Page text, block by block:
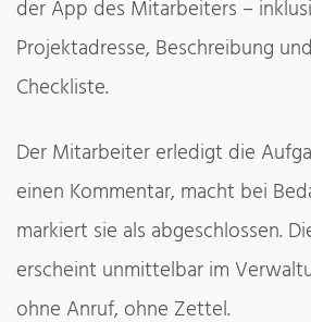
der App des Mitarbeiters –
Projektadresse, Beschreibung
Checkliste.
Der Mitarbeiter erledigt die
einen Kommentar, macht bei
markiert sie als abgeschlossen.
erscheint unmittelbar im
ohne Anruf, ohne Zettel.